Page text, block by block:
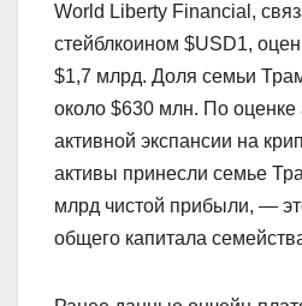
World Liberty Financial,
стейблкоином $USD1,
$1,7 млрд. Доля семьи
около $630 млн. По оценке
активной экспансии на
активы принесли семье
млрд чистой прибыли, —
общего капитала